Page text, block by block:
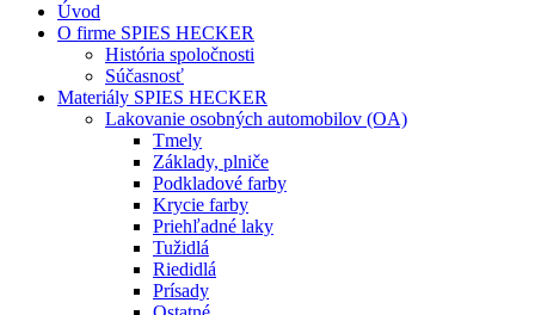
Úvod
O firme SPIES HECKER
História spoločnosti
Súčasnosť
Materiály SPIES HECKER
Lakovanie osobných automobilov (OA)
Tmely
Základy, plniče
Podkladové farby
Krycie farby
Priehľadné laky
Tužidlá
Riedidlá
Prísady